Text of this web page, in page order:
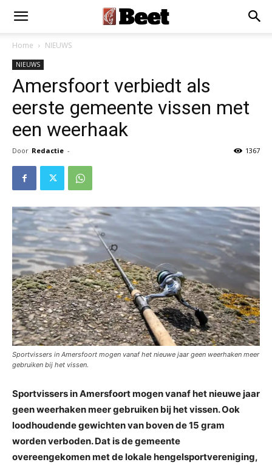
Home NIEUWS
NIEUWS
Amersfoort verbiedt als
eerste gemeente vissen met
een weerhaak
Door Redactie - 1367
Sportvissers in Amersfoort mogen vanaf het nieuwe jaar geen weerhaken meer
gebruiken bij het vissen.
Sportvissers in Amersfoort mogen vanaf het nieuwe jaar
geen weerhaken meer gebruiken bij het vissen. Ook
loodhoudende gewichten van boven de 15 gram
worden verboden. Dat is de gemeente
overeengekomen met de lokale hengelsportvereniging,
Installeren